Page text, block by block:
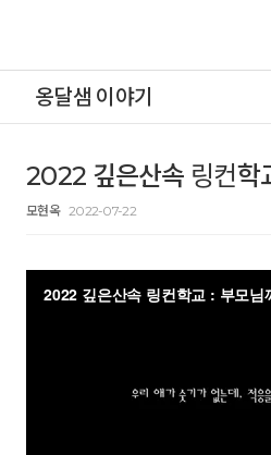
옹달샘 이야기
2022 깊은산속 링컨학교
모현옥 2022-07-22